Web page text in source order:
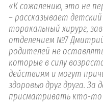
«К сожалению, это не
– рассказывает
торакальный хирург,
отделением №7
родителей не
которые в силу
действиям и могут
здоровью друг друга. За
присматривать кто-то